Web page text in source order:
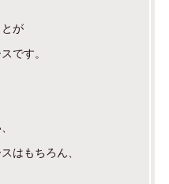
が
です。
はもちろん、